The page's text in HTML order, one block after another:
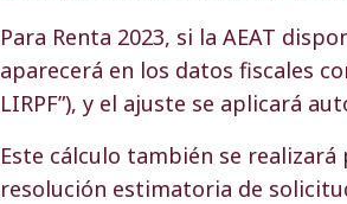
Para Renta 2023, si la AEAT
aparecerá en los datos fiscales
LIRPF”), y el ajuste se aplicará
Este cálculo también se
resolución estimatoria de